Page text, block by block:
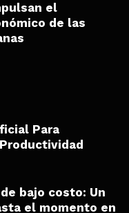
el
de las
Para
bajo costo: Un
el momento en